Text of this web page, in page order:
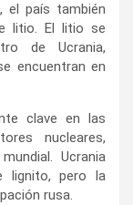
el país también
litio. El litio se
de Ucrania,
encuentran en
clave en las
nucleares,
Ucrania
lignito, pero la
rusa.